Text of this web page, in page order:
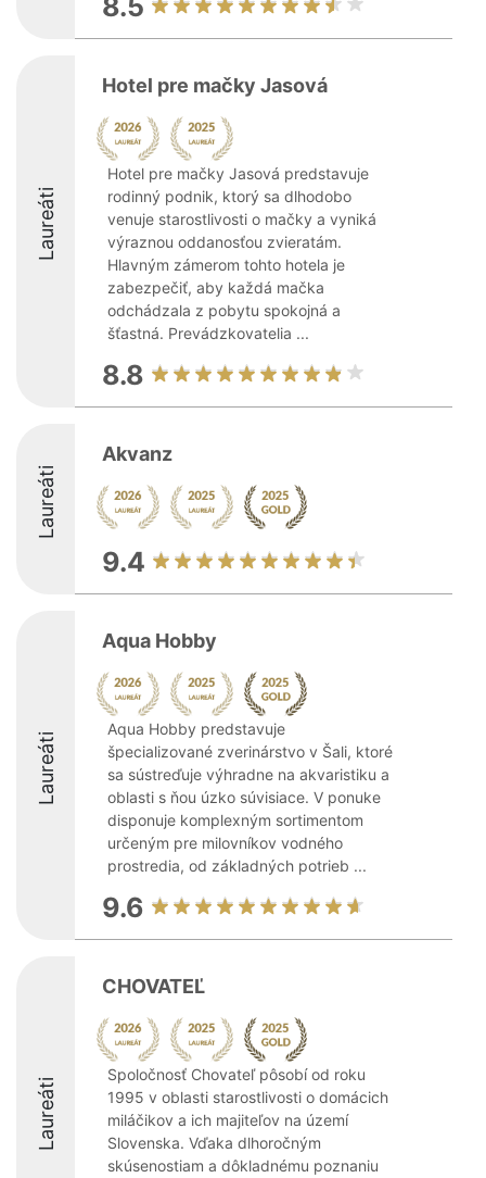
8.5
Laureáti
Hotel pre mačky Jasová
Hotel pre mačky Jasová predstavuje
rodinný podnik, ktorý sa dlhodobo
venuje starostlivosti o mačky a vyniká
výraznou oddanosťou zvieratám.
Hlavným zámerom tohto hotela je
zabezpečiť, aby každá mačka
odchádzala z pobytu spokojná a
šťastná. Prevádzkovatelia ...
8.8
Laureáti
Akvanz
9.4
Laureáti
Aqua Hobby
Aqua Hobby predstavuje
špecializované zverinárstvo v Šali, ktoré
sa sústreďuje výhradne na akvaristiku a
oblasti s ňou úzko súvisiace. V ponuke
disponuje komplexným sortimentom
určeným pre milovníkov vodného
prostredia, od základných potrieb ...
9.6
Laureáti
CHOVATEĽ
Spoločnosť Chovateľ pôsobí od roku
1995 v oblasti starostlivosti o domácich
miláčikov a ich majiteľov na území
Slovenska. Vďaka dlhoročným
skúsenostiam a dôkladnému poznaniu